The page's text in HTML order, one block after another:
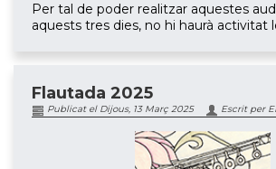
Per tal de poder realitzar aquestes
aquests tres dies, no hi haurà activitat
Flautada 2025
Publicat el Dijous, 13 Març 2025 Escrit per